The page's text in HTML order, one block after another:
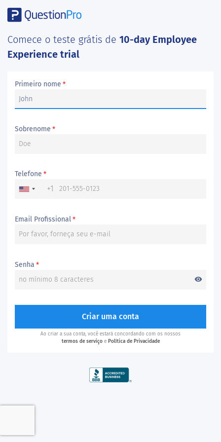
Comece o teste grátis de 10-day Employee
Experience trial
Primeiro nome *
Sobrenome *
Telefone *
+1
Email Profissional*
Senha *
visibility
Criar uma conta
Ao criar a sua conta, você estará concordando com os nossos
termos de serviçoe Política de Privacidade